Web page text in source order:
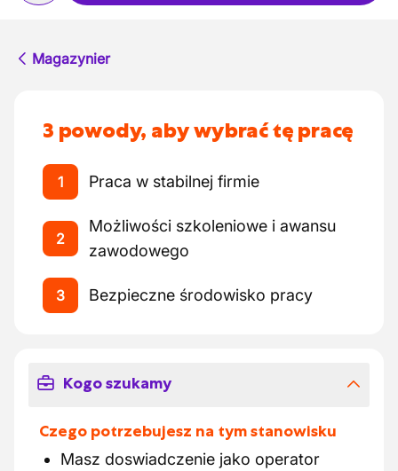
Magazynier
3 powody, aby wybrać tę pracę
1 Praca w stabilnej firmie
2
Możliwości szkoleniowe i awansu
zawodowego
3 Bezpieczne środowisko pracy
Kogo szukamy
Czego potrzebujesz na tym stanowisku
Masz doswiadczenie jako operator